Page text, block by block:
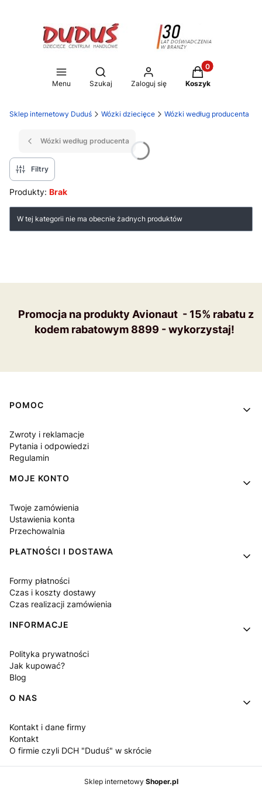
Menu
Otwórz wyszukiwarkę
Szukaj Zaloguj się
Produkty w
Koszyk
Sklep internetowy Duduś Wózki dziecięce Wózki według producenta
Wózki według producenta
Filtry
Produkty: Brak
Lista produktów
W tej kategorii nie ma obecnie żadnych produktów
Promocja na produkty Avionaut - 15% rabatu z
kodem rabatowym 8899 - wykorzystaj!
Linki w stopce
POMOC
Zwroty i reklamacje
Pytania i odpowiedzi
Regulamin
MOJE KONTO
Twoje zamówienia
Ustawienia konta
Przechowalnia
PŁATNOŚCI I DOSTAWA
Formy płatności
Czas i koszty dostawy
Czas realizacji zamówienia
INFORMACJE
Polityka prywatności
Jak kupować?
Blog
O NAS
Kontakt i dane firmy
Kontakt
O firmie czyli DCH "Duduś" w skrócie
Sklep internetowy Shoper.pl